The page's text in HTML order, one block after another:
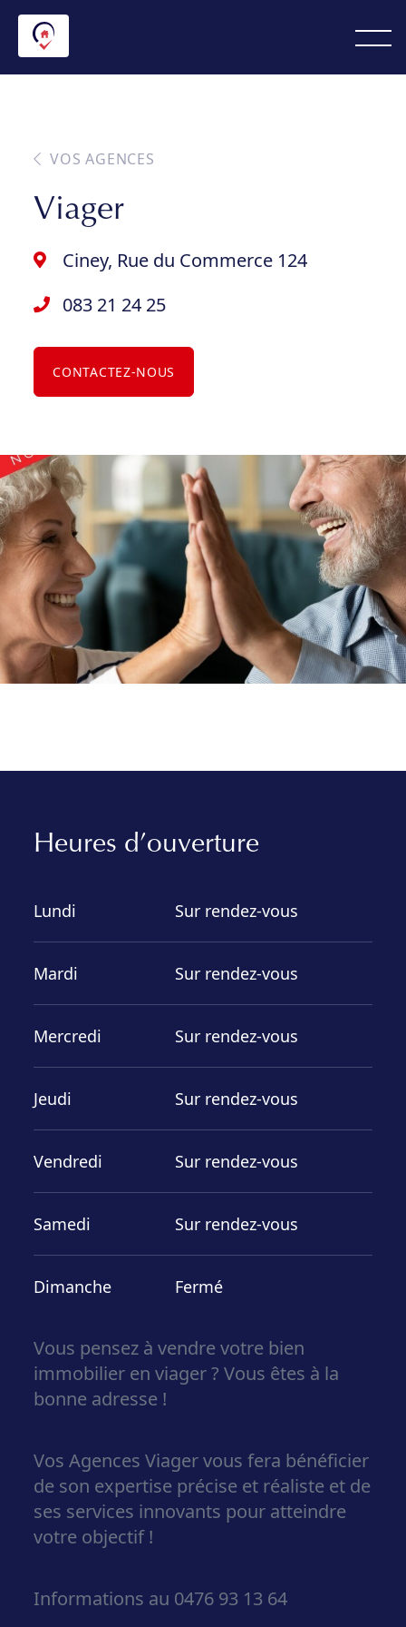
VOS AGENCES
Viager
Ciney, Rue du Commerce 124
083 21 24 25
CONTACTEZ-NOUS
Heures d’ouverture
Lundi Sur rendez-vous
Mardi Sur rendez-vous
Mercredi Sur rendez-vous
Jeudi Sur rendez-vous
Vendredi Sur rendez-vous
Samedi Sur rendez-vous
Dimanche Fermé
Vous pensez àvendre votre bien
immobilier en viager?Vous êtes à la
bonne adresse !
Vos Agences Viager vous fera bénéficier
de son expertise précise et réaliste et de
ses services innovants pour atteindre
votre objectif!
Informations au 0476 93 13 64